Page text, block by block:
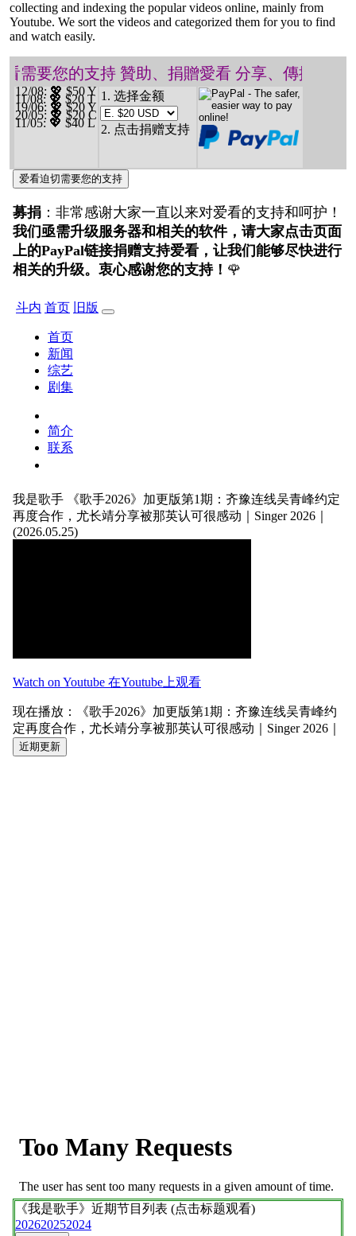
collecting and indexing the popular videos online, mainly from
Youtube. We sort the videos and categorized them for you to find
and watch easily.
看需要您的支持 贊助、捐贈愛看 分享、傳播
12/08: 💖 $50 Y
11/08: 💖 $20 T
19/06: 💖 $20 Y
20/05: 💖 $20 C
11/05: 💖 $40 L
1. 选择金额
2. 点击捐赠支持
爱看迫切需要您的支持
募捐 ：非常感谢大家一直以来对爱看的支持和呵护！
我们亟需升级服务器和相关的软件，请大家点击页面
上的PayPal链接捐赠支持爱看，让我们能够尽快进行
相关的升级。衷心感谢您的支持！ 🌹
斗内 首页 旧版
首页
新闻
综艺
剧集
简介
联系
我是歌手
《歌手2026》加更版第1期：齐豫连线吴青峰约定
再度合作，尤长靖分享被那英认可很感动｜Singer 2026｜
(2026.05.25)
Watch on Youtube 在Youtube上观看
现在播放：《歌手2026》加更版第1期：齐豫连线吴青峰约
定再度合作，尤长靖分享被那英认可很感动｜Singer 2026｜
近期更新
《我是歌手》 近期节目列表 (点击标题观看)
202620252024